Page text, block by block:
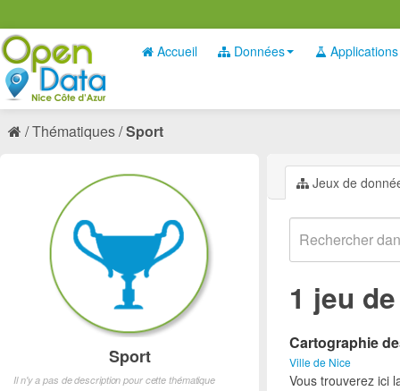
Accueil Données Applications
Thématiques Sport
Jeux de
1 jeu
Cartographie
Ville de Nice
Vous trouverez ici
Sport
Il n'y a pas de description pour cette thématique